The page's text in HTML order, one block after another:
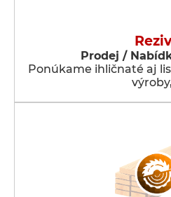
Prodej /
Ponúkame ihličnaté aj